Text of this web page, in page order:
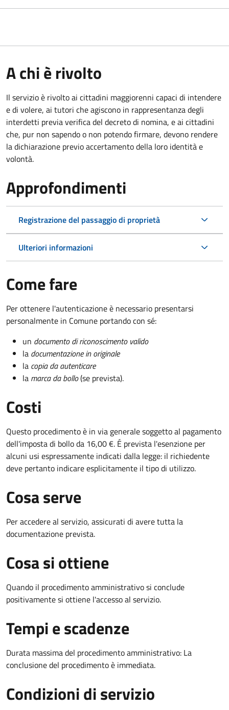
A chi è rivolto
Il servizio è rivolto ai cittadini maggiorenni capaci di intendere
e di volere, ai tutori che agiscono in rappresentanza degli
interdetti previa verifica del decreto di nomina, e ai cittadini
che, pur non sapendo o non potendo firmare, devono rendere
la dichiarazione previo accertamento della loro identità e
volontà.
Approfondimenti
Registrazione del passaggio di proprietà
Ulteriori informazioni
Come fare
Per ottenere l'autenticazione è necessario presentarsi
personalmente in Comune portando con sé:
un documento di riconoscimento valido
la documentazione in originale
la copia da autenticare
la marca da bollo(se prevista).
Costi
Questo procedimento è in via generale soggetto al pagamento
dell'imposta di bollo da 16,00 €. É prevista l'esenzione per
alcuni usi espressamente indicati dalla legge: il richiedente
deve pertanto indicare esplicitamente il tipo di utilizzo.
Cosa serve
Per accedere al servizio, assicurati di avere tutta la
documentazione prevista.
Cosa si ottiene
Quando il procedimento amministrativo si conclude
positivamente si ottiene l'accesso al servizio.
Tempi e scadenze
Durata massima del procedimento amministrativo: La
conclusione del procedimento è immediata.
Condizioni di servizio